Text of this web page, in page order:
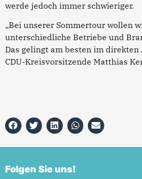
werde jedoch immer schwieriger.
„Bei unserer Sommertour wollen
unterschiedliche Betriebe und
Das gelingt am besten im direkten
CDU-Kreisvorsitzende Matthias
Folgen Sie uns!